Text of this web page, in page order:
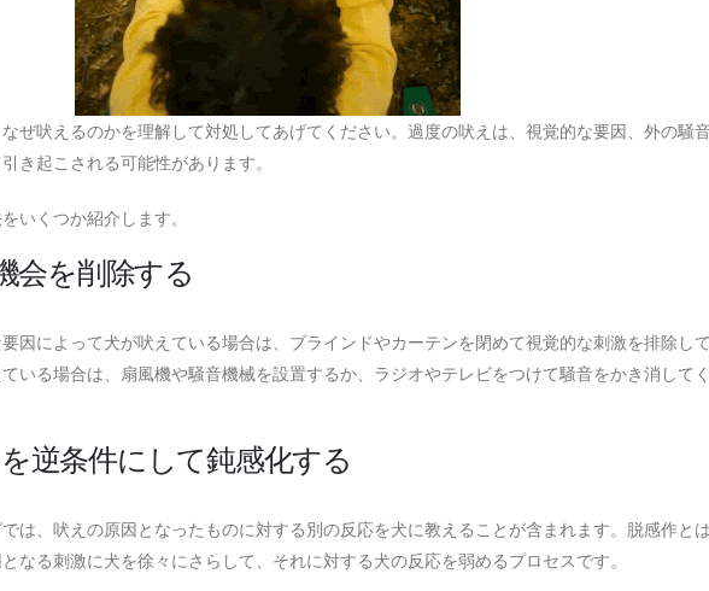
ぜ吠えるのかを理解して対処してあげてください。過度の吠えは、視覚的な要因、外の騒
き起こされる可能性があります。
いくつか紹介します。
会を削除する
因によって犬が吠えている場合は、ブラインドやカーテンを閉めて視覚的な刺激を排除し
いる場合は、扇風機や騒音機械を設置するか、ラジオやテレビをつけて騒音をかき消して
逆条件にして鈍感化する
は、吠えの原因となったものに対する別の反応を犬に教えることが含まれます。脱感作と
なる刺激に犬を徐々にさらして、それに対する犬の反応を弱めるプロセスです。